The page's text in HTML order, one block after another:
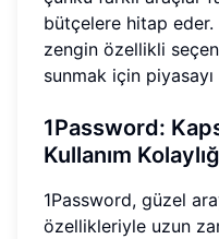
bütçelere hitap
zengin özellikli
sunmak için
1Password:
Kullanım
1Password, güzel
özellikleriyle uzun